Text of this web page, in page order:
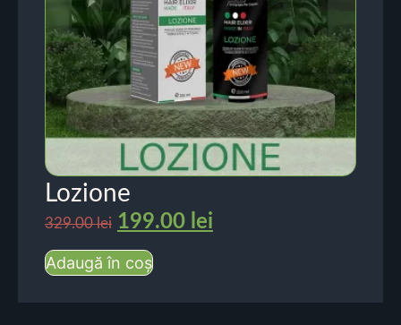
Lozione
329.00lei 199.00 lei
Adaugă în coș